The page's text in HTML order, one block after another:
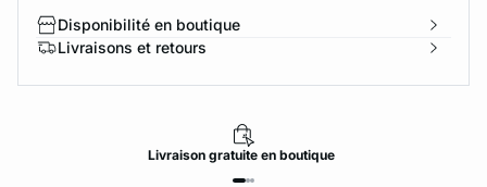
Disponibilité en boutique
Livraisons et retours
Livraisongratuiteen boutique